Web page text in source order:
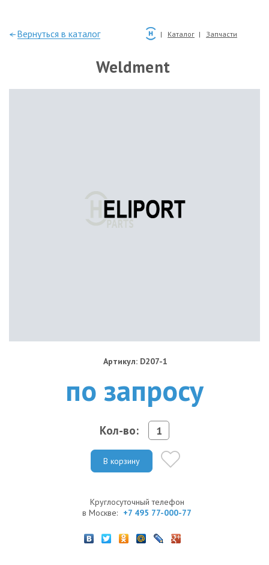
—Вернуться в каталог Каталог Запчасти
Weldment
Артикул: D207-1
по запросу
Кол-во:
В корзину
Круглосуточный телефон
в Москве: +7 495 77-000-77